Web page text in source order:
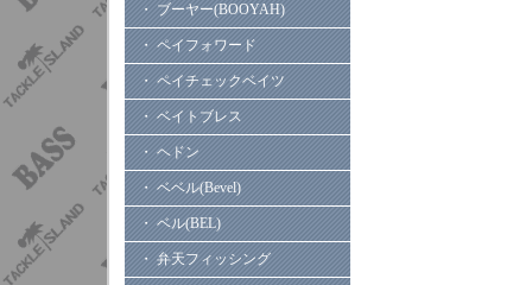
・ ブーヤー(BOOYAH)
・ ペイフォワード
・ ペイチェックベイツ
・ ベイトブレス
・ ヘドン
・ ベベル(Bevel)
・ ベル(BEL)
・ 弁天フィッシング